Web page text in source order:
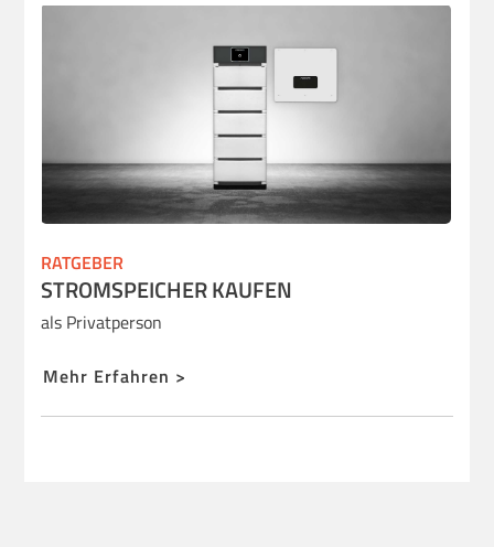
RATGEBER
STROMSPEICHER KAUFEN
als Privatperson
Mehr Erfahren >